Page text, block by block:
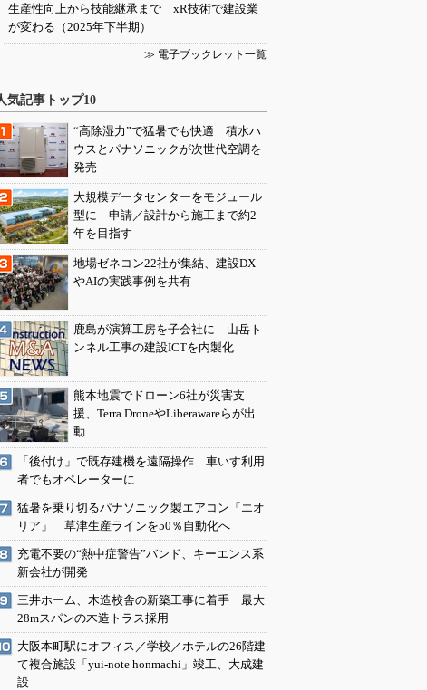
生産性向上から技能継承まで xR技術で建設業
が変わる（2025年下半期）
≫ 電子ブックレット一覧
気記事トップ10
“高除湿力”で猛暑でも快適 積水ハ
ウスとパナソニックが次世代空調を
発売
大規模データセンターをモジュール
型に 申請／設計から施工まで約2
年を目指す
地場ゼネコン22社が集結、建設DX
やAIの実践事例を共有
鹿島が演算工房を子会社に 山岳ト
ンネル工事の建設ICTを内製化
熊本地震でドローン6社が災害支
援、Terra DroneやLiberawareらが出
動
「後付け」で既存建機を遠隔操作 車いす利用
者でもオペレーターに
猛暑を乗り切るパナソニック製エアコン「エオ
リア」 草津生産ラインを50％自動化へ
充電不要の“熱中症警告”バンド、キーエンス系
新会社が開発
三井ホーム、木造校舎の新築工事に着手 最大
28mスパンの木造トラス採用
大阪本町駅にオフィス／学校／ホテルの26階建
て複合施設「yui-note honmachi」竣工、大成建
設